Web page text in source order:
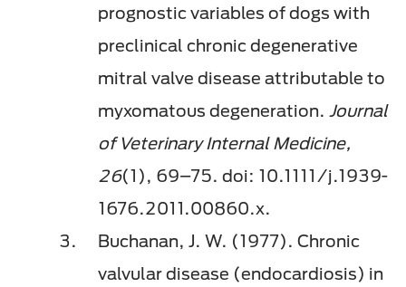
prognostic variables of dogs with
preclinical chronic degenerative
mitral valve disease attributable to
myxomatous degeneration. Journal
of Veterinary Internal Medicine,
26(1), 69–75. doi: 10.1111/j.1939-
1676.2011.00860.x.
Buchanan, J. W. (1977). Chronic
valvular disease (endocardiosis) in